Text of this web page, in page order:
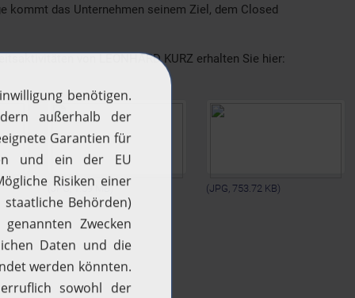
kommt das Unternehmen seinem Ziel, dem Closed
von LEONHARD KURZ erhalten Sie hier:
(JPG, 1.59 MB) (JPG, 753.72 KB)